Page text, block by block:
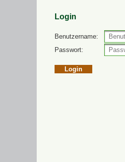
Login
Benutzername:
Passwort: